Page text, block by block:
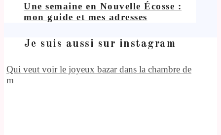
Une semaine en Nouvelle Écosse :
mon guide et mes adresses
Je suis aussi sur instagram
Qui veut voir le joyeux bazar dans la chambre de
m